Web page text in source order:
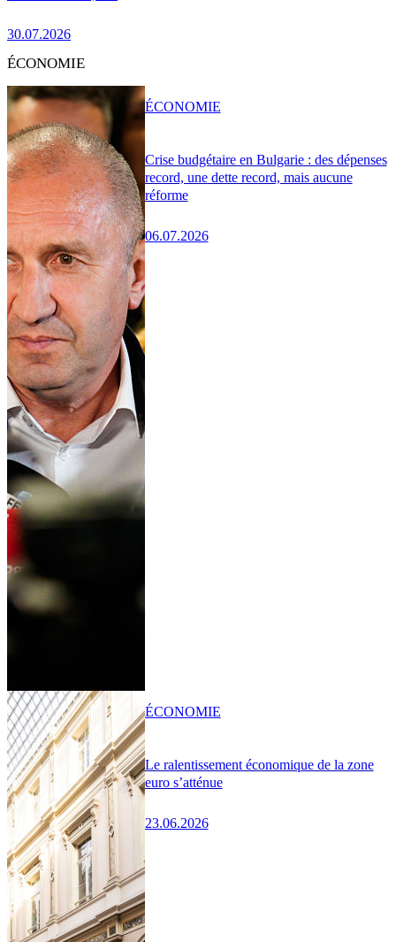
30.07.2026
ÉCONOMIE
Crise budgétaire en Bulgarie : des dépenses
record, une dette record, mais aucune
réforme
06.07.2026
ÉCONOMIE
Le ralentissement économique de la zone
euro s’atténue
23.06.2026
ÉCONOMIE